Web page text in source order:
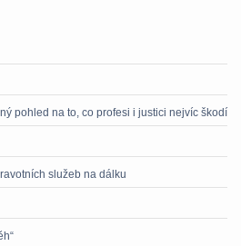
pohled na to, co profesi i justici nejvíc škodí
služeb na dálku